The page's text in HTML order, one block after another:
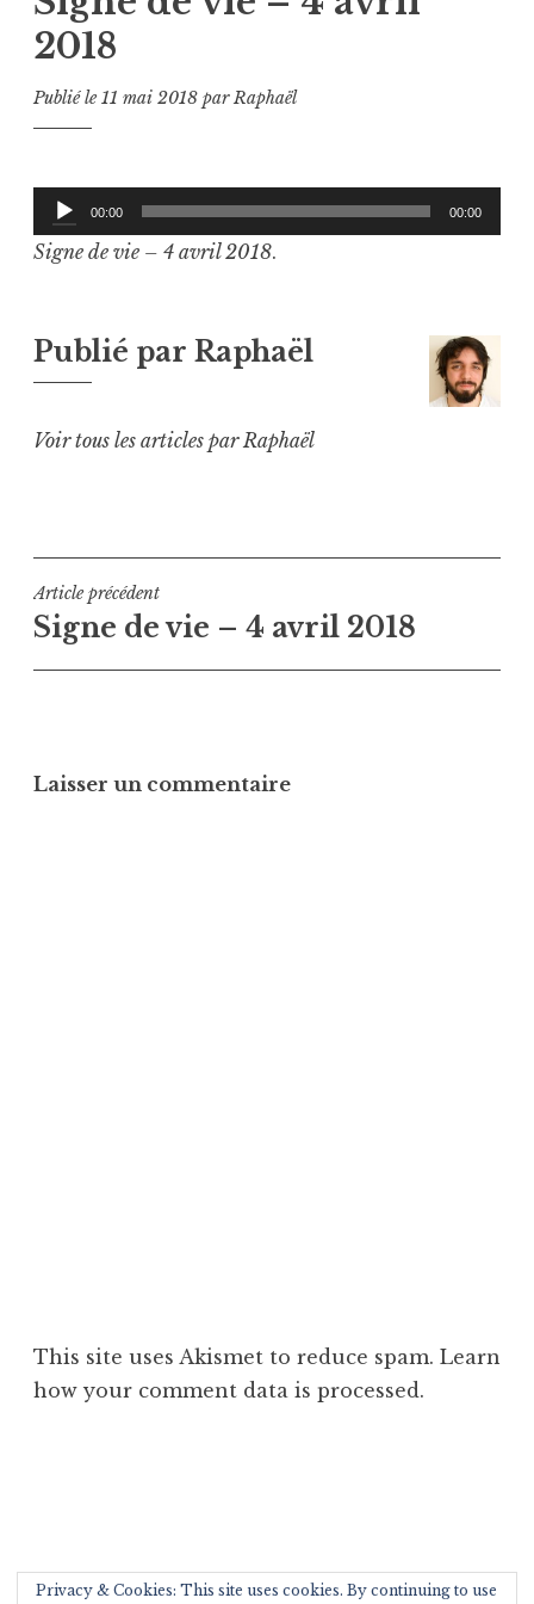
2018
Publié le11 mai 2018 parRaphaël
Lecteur
audio
00:00 00:00
Signe de vie – 4 avril 2018.
Publié par Raphaël
Voir tous les articles par Raphaël
Navigation
de
l’article
Article précédent
Signe de vie – 4 avril 2018
Laisser un commentaire
This site uses Akismet to reduce spam. Learn
how your comment data is processed .
Rechercher :
Privacy & Cookies: This site uses cookies. By continuing to use